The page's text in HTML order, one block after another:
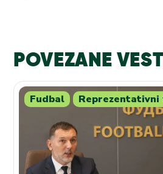
POVEZANE VESTI
Fudbal